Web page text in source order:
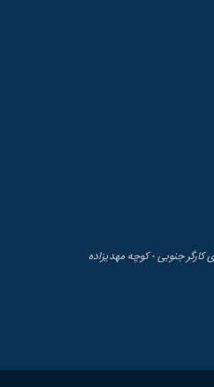
کارگر جنوبی - کوچه مهدیزاده